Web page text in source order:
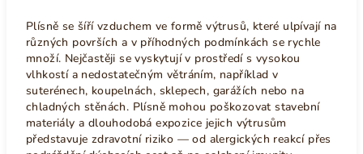
Plísně se šíří vzduchem ve formě výtrusů, které ulpívají na
různých površích a v příhodných podmínkách se rychle
množí. Nejčastěji se vyskytují v prostředí s vysokou
vlhkostí a nedostatečným větráním, například v
suterénech, koupelnách, sklepech, garážích nebo na
chladných stěnách. Plísně mohou poškozovat stavební
materiály a dlouhodobá expozice jejich výtrusům
představuje zdravotní riziko — od alergických reakcí přes